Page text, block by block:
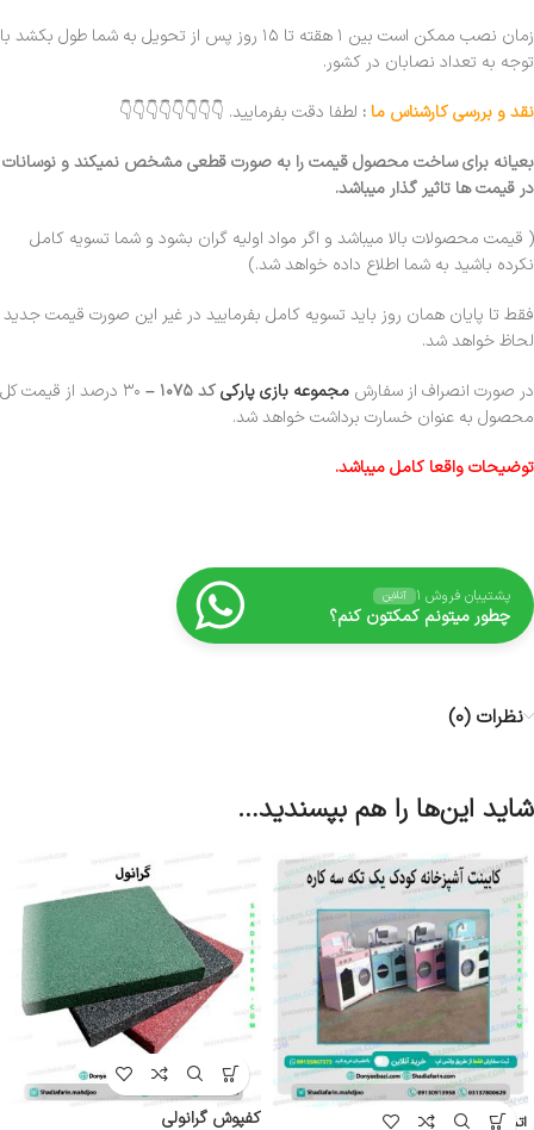
زمان نصب ممکن است بین ۱ هقته تا ۱۵ روز پس از تحویل به شما طول بکشد با
توجه به تعداد نصابان در کشور.
نقد و بررسی کارشناس ما : لطفا دقت بفرمایید. 👇👇👇👇👇👇👇👇
بعیانه برای ساخت محصول قیمت را به صورت قطعی مشخص نمیکند و نوسانات
در قیمت ها تاثیر گذار میباشد.
( قیمت محصولات بالا میباشد و اگر مواد اولیه گران بشود و شما تسویه کامل
نکرده باشید به شما اطلاع داده خواهد شد.)
فقط تا پایان همان روز باید تسویه کامل بفرمایید در غیر این صورت قیمت جدید
لحاظ خواهد شد.
در صورت انصراف از سفارش مجموعه بازی پارکیکد ۱۰۷۵ –
۳۰ درصد از قیمت کل
محصول به عنوان خسارت برداشت خواهد شد.
توضیحات واقعا کامل میباشد.
پشتیبان فروش ۱ آنلاین
چطور میتونم کمکتون کنم؟
نظرات (0)
شاید این‌ها را هم بپسندید…
اتمام موج
کفپوش گرانولی